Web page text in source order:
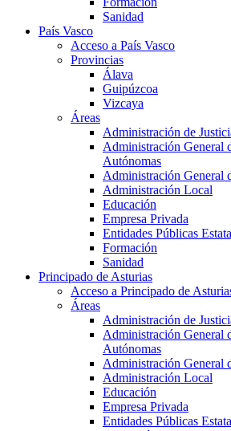
Sanidad
País Vasco
Acceso a País Vasco
Provincias
Álava
Guipúzcoa
Vizcaya
Áreas
Administración de
Administración General
Autónomas
Administración General
Administración Local
Educación
Empresa Privada
Entidades Públicas
Formación
Sanidad
Principado de Asturias
Acceso a Principado de
Áreas
Administración de
Administración General
Autónomas
Administración General
Administración Local
Educación
Empresa Privada
Entidades Públicas